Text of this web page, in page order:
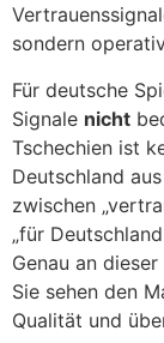
sondern
Für deutsche
Signale nicht
Tschechien ist
Deutschland
zwischen
„für
Genau an
Sie sehen den
Qualität und